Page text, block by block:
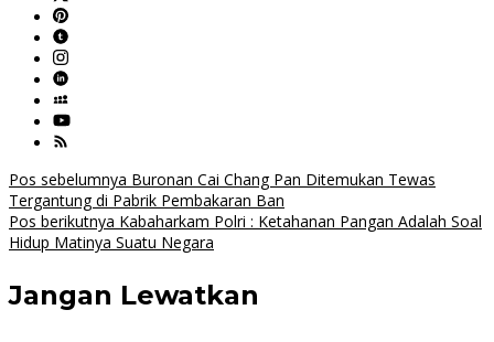
Navigasi
pos
Pos sebelumnya Buronan Cai Chang Pan Ditemukan Tewas
Tergantung di Pabrik Pembakaran Ban
Pos berikutnya Kabaharkam Polri : Ketahanan Pangan Adalah Soal
Hidup Matinya Suatu Negara
Jangan Lewatkan